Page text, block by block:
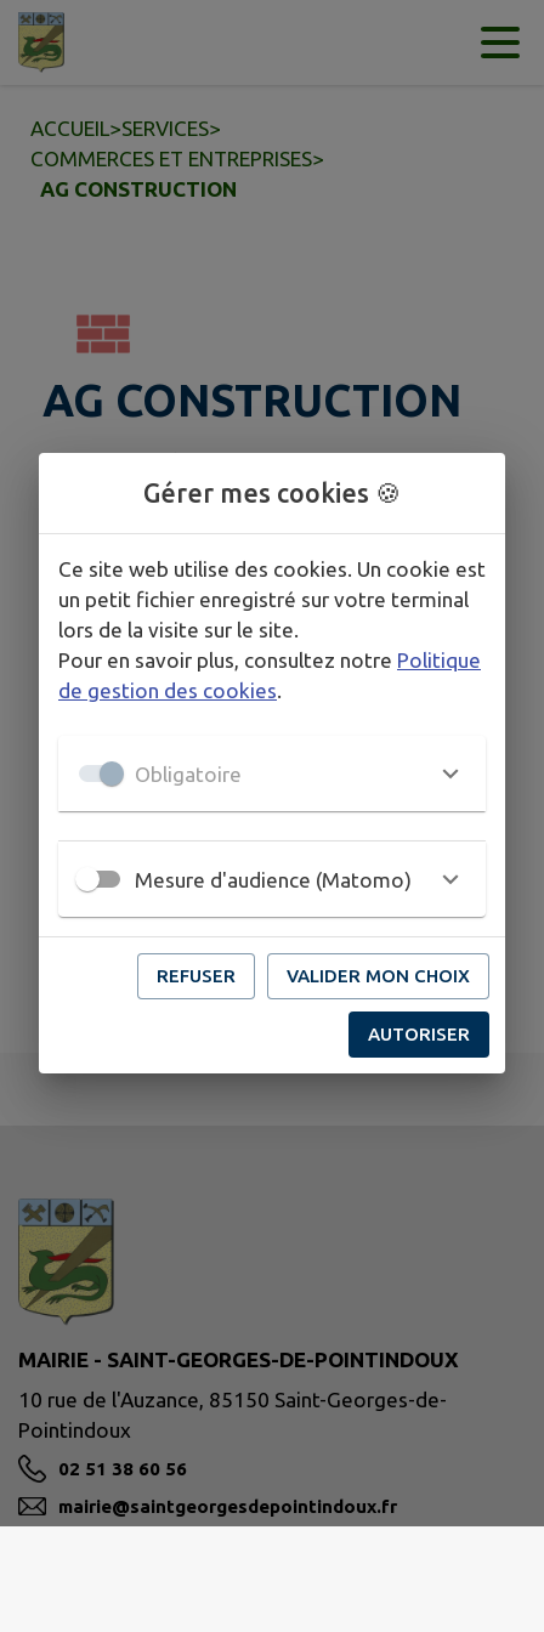
Contenu
ACCUEIL>SERVICES>
COMMERCES ET ENTREPRISES>
AG CONSTRUCTION
AG CONSTRUCTION
Maçonnerie, charpente et couverture. Neuf et
rénovation
COORDONNÉES
agconstruction85150@gmail.com
06 65 44 72 17
MAIRIE - SAINT-GEORGES-DE-POINTINDOUX
10 rue de l'Auzance, 85150 Saint-Georges-de-
Pointindoux
02 51 38 60 56
mairie@saintgeorgesdepointindoux.fr
Gérer mes cookies 🍪
Ce site web utilise des cookies. Un cookie est
un petit fichier enregistré sur votre terminal
lors de la visite sur le site.
Pour en savoir plus, consultez notre Politique
de gestion des cookies.
Obligatoire
Mesure d'audience (Matomo)
REFUSER VALIDER MON CHOIX
AUTORISER